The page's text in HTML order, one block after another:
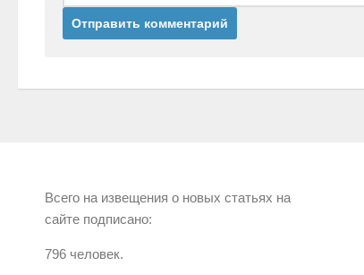
Всего на извещения о новых статьях на
сайте подписано:
796 человек.